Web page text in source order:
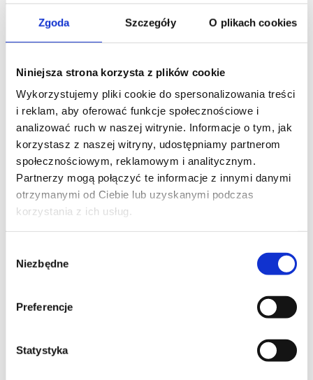
Zgoda Szczegóły O plikach cookies
Niniejsza strona korzysta z plików cookie
Wykorzystujemy pliki cookie do spersonalizowania treści
i reklam, aby oferować funkcje społecznościowe i
analizować ruch w naszej witrynie. Informacje o tym, jak
korzystasz z naszej witryny, udostępniamy partnerom
społecznościowym, reklamowym i analitycznym.
Partnerzy mogą połączyć te informacje z innymi danymi
otrzymanymi od Ciebie lub uzyskanymi podczas
korzystania z ich usług.
zgody
Niezbędne
Preferencje
Statystyka
Szpilka
Profil tiktok Czerwona Szpilka
Profil youtube Czerwona
Szpilka
Kontakt
kontakt@czerwonaszpilka.pl